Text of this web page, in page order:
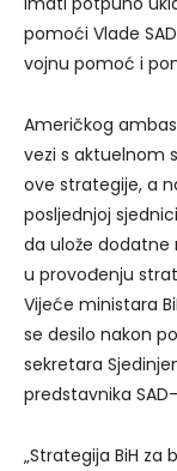
pomoći Vlade
vojnu pomoć i
Američkog
vezi s aktuelnom
ove strategije, a
posljednjoj
da ulože dodatne
u provođenju
Vijeće ministara
se desilo nakon
sekretara
predstavnika
„Strategija BiH